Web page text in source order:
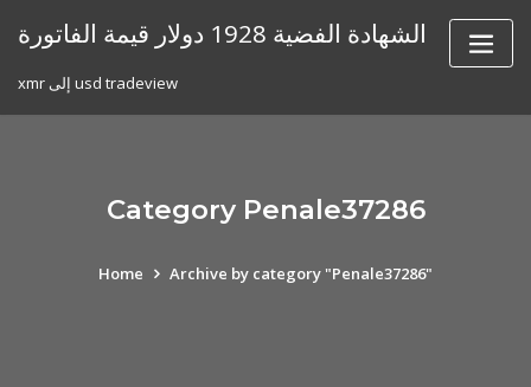
الشهادة الفضية 1928 دولار قيمة الفاتورة
xmr إلى usd tradeview
Category Penale37286
Home Archive by category "Penale37286"